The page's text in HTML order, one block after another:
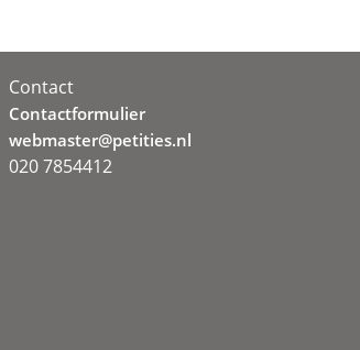
Contact
Contactformulier
webmaster@petities.nl
020 7854412